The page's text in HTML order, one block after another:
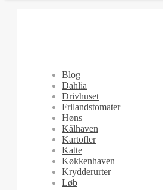
Blog
Dahlia
Drivhuset
Frilandstomater
Høns
Kålhaven
Kartofler
Katte
Køkkenhaven
Krydderurter
Løb